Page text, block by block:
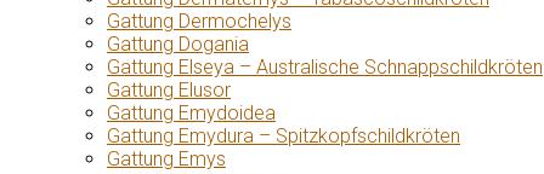
Gattung Dermochelys
Gattung Dogania
Gattung Elseya – Australische Schnappschildkröten
Gattung Elusor
Gattung Emydoidea
Gattung Emydura – Spitzkopfschildkröten
Gattung Emys